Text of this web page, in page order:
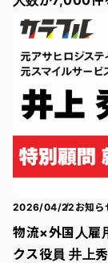
2026/04/22 お知ら
物流×外国人雇
クス役員 井上